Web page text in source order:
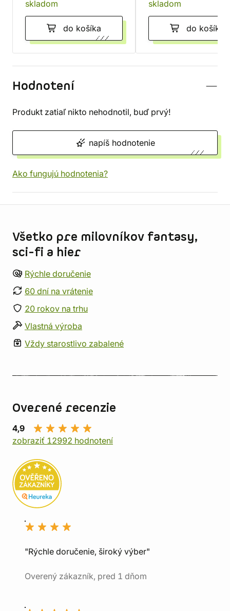
skladom
do košíka
skladom
do košíka
Hodnotení
Produkt zatiaľ nikto nehodnotil, buď prvý!
napíš hodnotenie
Ako fungujú hodnotenia?
Všetko pre milovníkov fantasy,
sci-fi a hier
Rýchle doručenie
60 dní na vrátenie
20 rokov na trhu
Vlastná výroba
Vždy starostlivo zabalené
Overené recenzie
4,9
zobraziť 12992 hodnotení
"Rýchle doručenie, široký výber"
Overený zákazník, pred 1 dňom